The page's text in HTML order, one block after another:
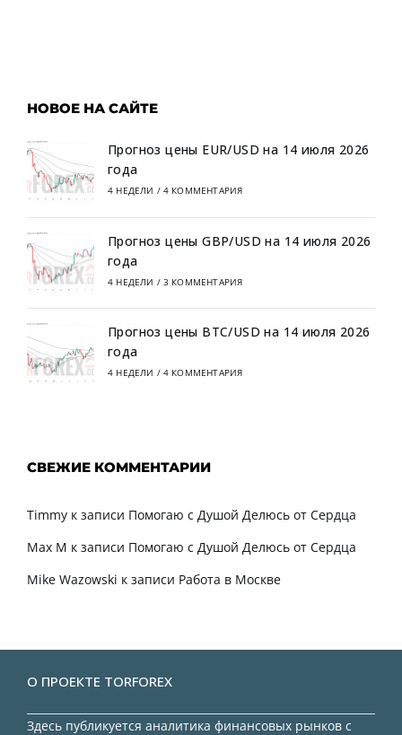
НОВОЕ НА САЙТЕ
Прогноз цены EUR/USD на 14 июля 2026
года
4 НЕДЕЛИ / 4 КОММЕНТАРИЯ
Прогноз цены GBP/USD на 14 июля 2026
года
4 НЕДЕЛИ / 3 КОММЕНТАРИЯ
Прогноз цены BTC/USD на 14 июля 2026
года
4 НЕДЕЛИ / 4 КОММЕНТАРИЯ
СВЕЖИЕ КОММЕНТАРИИ
Timmy к записи Помогаю с Душой Делюсь от Сердца
Max M к записи Помогаю с Душой Делюсь от Сердца
Mike Wazowski к записи Работа в Москве
О ПРОЕКТЕ TORFOREX
Здесь публикуется аналитика финансовых рынков с